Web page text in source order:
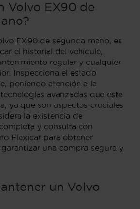
Volvo EX90 de
EX90 de segunda mano, es
el historial del vehículo,
regular y cualquier
Inspecciona el estado
poniendo atención a la
avanzadas que este
ya que son aspectos cruciales
la existencia de
y consulta con
Flexicar para obtener
una compra segura y
un Volvo